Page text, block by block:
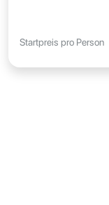
Startpreis pro Person